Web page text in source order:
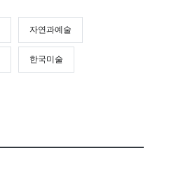
자연과예술
한국미술